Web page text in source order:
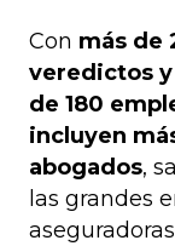
Con más de
veredictos
de 180
incluyen
abogados,
las grandes